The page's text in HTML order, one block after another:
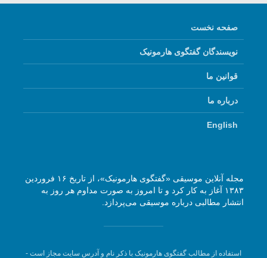
صفحه نخست
نویسندگان گفتگوی هارمونیک
قوانین ما
درباره ما
English
مجله آنلاین موسیقی «گفتگوی هارمونیک»، از تاریخ ۱۶ فروردین
۱۳۸۳ آغاز به کار کرد و تا امروز به صورت مداوم هر روز به
انتشار مطالبی درباره موسیقی می‌پردازد.
استفاده از مطالب گفتگوی هارمونیک با ذکر نام و آدرس سایت مجاز است -